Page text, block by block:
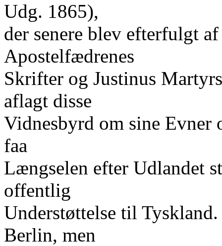
Udg. 1865),
der senere blev efterfulgt
Apostelfædrenes
Skrifter og Justinus
aflagt disse
Vidnesbyrd om sine Evner
faa
Længselen efter Udlandet
offentlig
Understøttelse til
Berlin, men